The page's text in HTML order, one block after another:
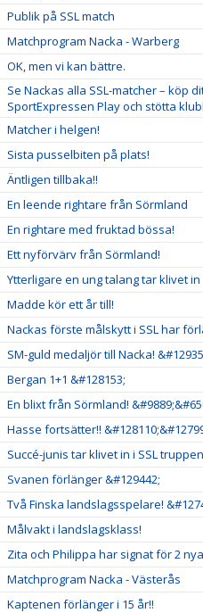
Publik på SSL match
Matchprogram Nacka - Warberg
OK, men vi kan bättre.
Se Nackas alla SSL-matcher – köp
SportExpressen Play och stötta
Matcher i helgen!
Sista pusselbiten på plats!
Äntligen tillbaka!!
En leende rightare från Sörmland
En rightare med fruktad bössa!
Ett nyförvärv från Sörmland!
Ytterligare en ung talang tar klivet in
Madde kör ett år till!
Nackas förste målskytt i SSL har
SM-guld medaljör till Nacka!
Bergan 1+1 &#128153;
En blixt från Sörmland!
Hasse fortsätter!!
Succé-junis tar klivet in i SSL
Svanen förlänger &#129442;
Två Finska landslagsspelare!
Målvakt i landslagsklass!
Zita och Philippa har signat för 2
Matchprogram Nacka - Västerås
Kaptenen förlänger i 15 år!!